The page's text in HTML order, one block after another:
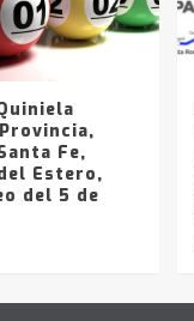
Fe,
Estero,
del 5 de